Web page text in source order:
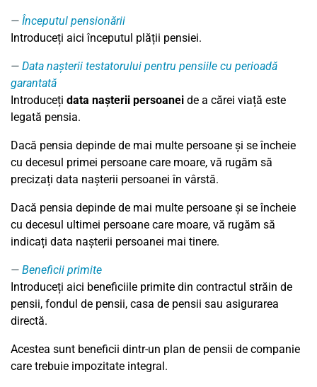
Începutul pensionării
Introduceți aici începutul plății pensiei.
Data nașterii testatorului pentru pensiile cu perioadă
garantată
Introduceți data nașterii persoanei de a cărei viață este
legată pensia.
Dacă pensia depinde de mai multe persoane și se încheie
cu decesul primei persoane care moare, vă rugăm să
precizați data nașterii persoanei în vârstă.
Dacă pensia depinde de mai multe persoane și se încheie
cu decesul ultimei persoane care moare, vă rugăm să
indicați data nașterii persoanei mai tinere.
Beneficii primite
Introduceți aici beneficiile primite din contractul străin de
pensii, fondul de pensii, casa de pensii sau asigurarea
directă.
Acestea sunt beneficii dintr-un plan de pensii de companie
care trebuie impozitate integral.